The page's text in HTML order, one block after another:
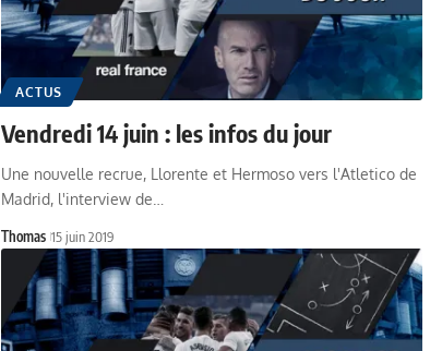
ACTUS
Vendredi 14 juin : les infos du jour
Une nouvelle recrue, Llorente et Hermoso vers l'Atletico de
Madrid, l'interview de…
Thomas 15 juin 2019